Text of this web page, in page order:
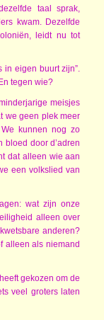
taal sprak,
kwam. Dezelfde
leidt nu tot
in eigen buurt zijn”.
tegen wie?
meisjes
we geen plek meer
kunnen nog zo
bloed door d’adren
dat alleen wie aan
een volkslied van
wat zijn onze
alleen over
anderen?
alleen als niemand
gekozen om de
veel groters laten